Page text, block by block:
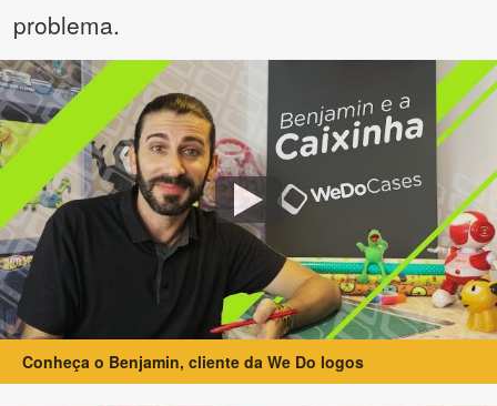
problema.
Conheça o Benjamin, cliente da We Do logos